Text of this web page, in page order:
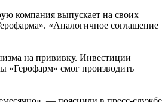
компания выпускает на своих
«Аналогичное соглашение
на прививку. Инвестиции
«Герофарм» смог производить